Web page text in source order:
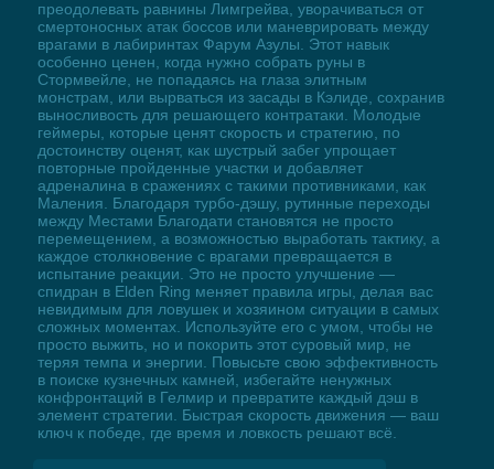
преодолевать равнины Лимгрейва, уворачиваться от
смертоносных атак боссов или маневрировать между
врагами в лабиринтах Фарум Азулы. Этот навык
особенно ценен, когда нужно собрать руны в
Стормвейле, не попадаясь на глаза элитным
монстрам, или вырваться из засады в Кэлиде, сохранив
выносливость для решающего контратаки. Молодые
геймеры, которые ценят скорость и стратегию, по
достоинству оценят, как шустрый забег упрощает
повторные пройденные участки и добавляет
адреналина в сражениях с такими противниками, как
Маления. Благодаря турбо-дэшу, рутинные переходы
между Местами Благодати становятся не просто
перемещением, а возможностью выработать тактику, а
каждое столкновение с врагами превращается в
испытание реакции. Это не просто улучшение —
спидран в Elden Ring меняет правила игры, делая вас
невидимым для ловушек и хозяином ситуации в самых
сложных моментах. Используйте его с умом, чтобы не
просто выжить, но и покорить этот суровый мир, не
теряя темпа и энергии. Повысьте свою эффективность
в поиске кузнечных камней, избегайте ненужных
конфронтаций в Гелмир и превратите каждый дэш в
элемент стратегии. Быстрая скорость движения — ваш
ключ к победе, где время и ловкость решают всё.